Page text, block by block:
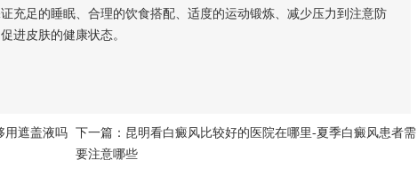
充足的睡眠、合理的饮食搭配、适度的运动锻炼、减少压力到注意防
进皮肤的健康状态。
用遮盖液吗 下一篇： 昆明看白癜风比较好的医院在哪里-夏季白癜风患者需
要注意哪些